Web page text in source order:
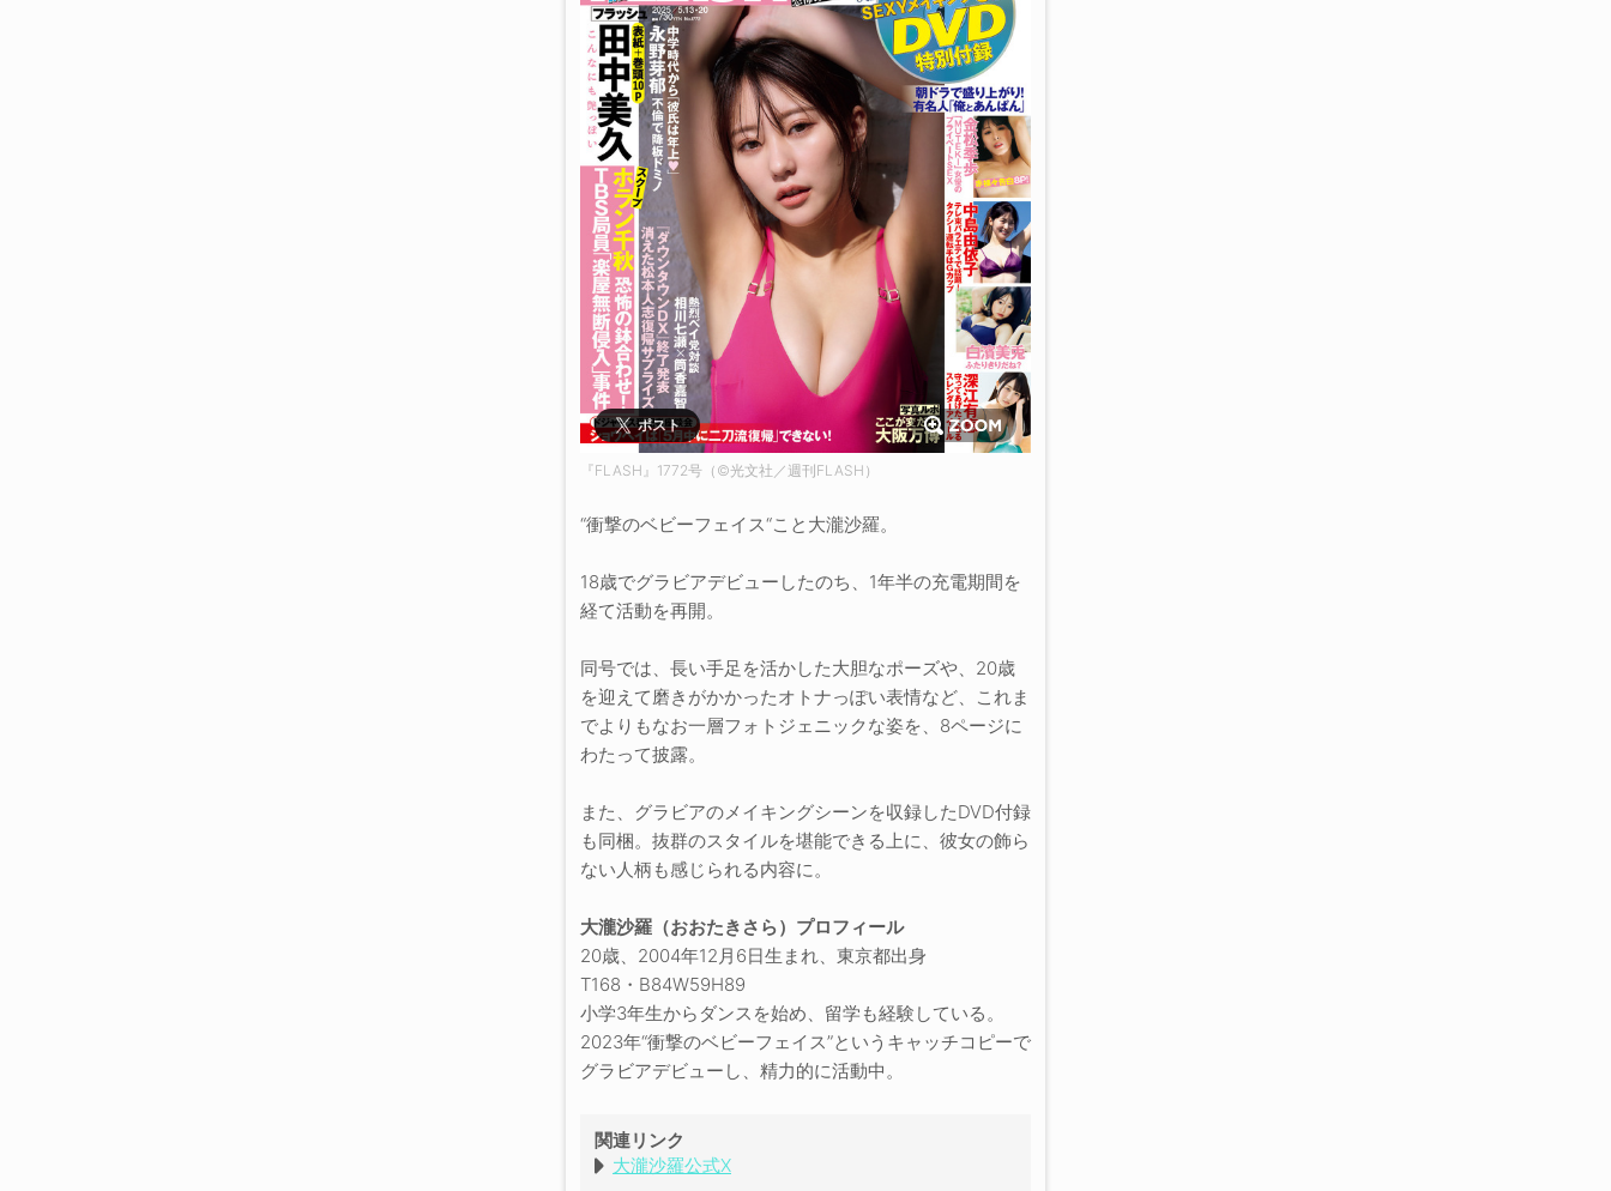
ポスト
『FLASH』1772号（©️光文社／週刊FLASH）
“衝撃のベビーフェイス“こと大瀧沙羅。
18歳でグラビアデビューしたのち、1年半の充電期間を
経て活動を再開。
同号では、長い手足を活かした大胆なポーズや、20歳
を迎えて磨きがかかったオトナっぽい表情など、これま
でよりもなお一層フォトジェニックな姿を、8ページに
わたって披露。
また、グラビアのメイキングシーンを収録したDVD付録
も同梱。抜群のスタイルを堪能できる上に、彼女の飾ら
ない人柄も感じられる内容に。
大瀧沙羅（おおたきさら）プロフィール
20歳、2004年12月6日生まれ、東京都出身
T168・B84W59H89
小学3年生からダンスを始め、留学も経験している。
2023年“衝撃のベビーフェイス”というキャッチコピーで
グラビアデビューし、精力的に活動中。
関連リンク
大瀧沙羅公式X